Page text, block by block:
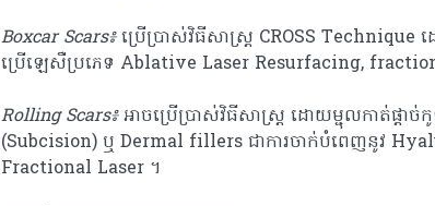
Boxcar Scars៖ប្រើប្រាស់វិធីសាស្ត្រ CROSS
ប្រើឡេសឺប្រភេទ Ablative Laser Resurfacing,
Rolling Scars៖អាចប្រើប្រាស់វិធីសាស្ត្រ ដោយម្ជុលកាត់ផ្តា
(Subcision) ឬ Dermal fillers ជាការចាក់បំពេញនូវ
Fractional Laser ។